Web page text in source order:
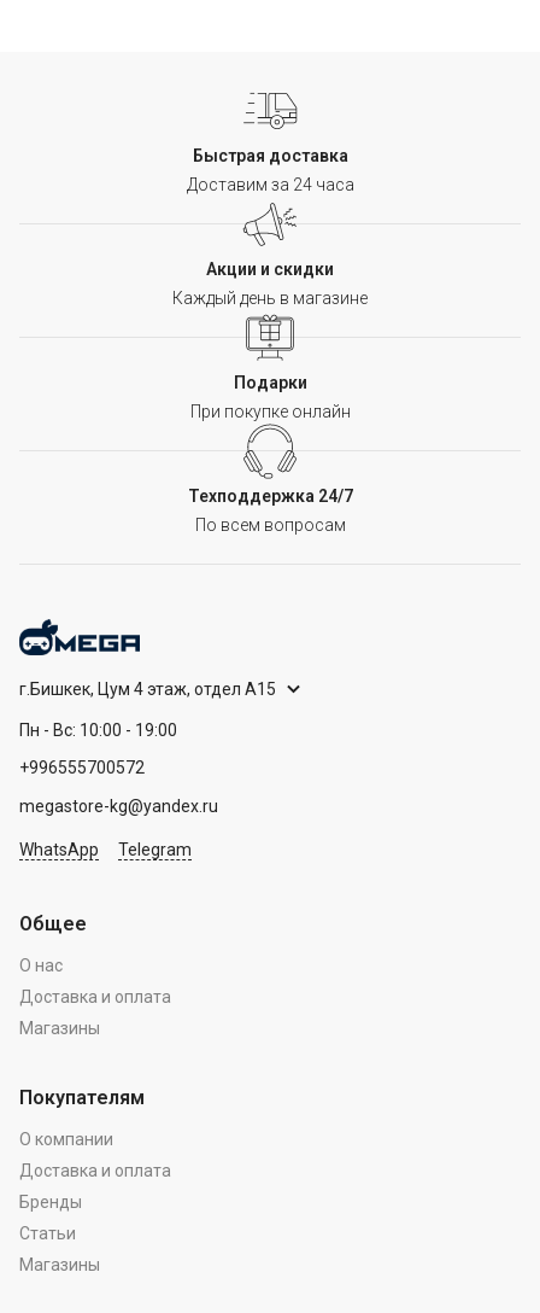
Быстрая доставка
Доставим за 24 часа
Акции и скидки
Каждый день в магазине
Подарки
При покупке онлайн
Техподдержка 24/7
По всем вопросам
г.Бишкек, Цум 4 этаж, отдел А15
Пн - Вс: 10:00 - 19:00
+996555700572
megastore-kg@yandex.ru
WhatsApp Telegram
Общее
О нас
Доставка и оплата
Магазины
Покупателям
О компании
Доставка и оплата
Бренды
Статьи
Магазины